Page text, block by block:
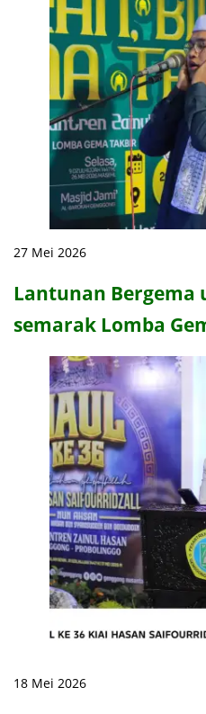
27 Mei 2026
Lantunan Bergema
semarak Lomba
18 Mei 2026